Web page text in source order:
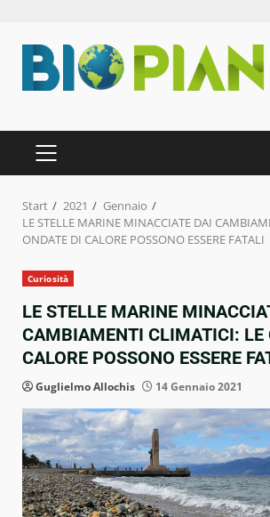
Inhalt
springen
PRIMÄRES
MENÜ
Start 2021
Gennaio
LE STELLE MARINE MINACCIATE DAI
ONDATE DI CALORE POSSONO ESSERE FATALI
Curiosità
LE STELLE MARINE
CAMBIAMENTI CLIMATICI: LE
CALORE POSSONO ESSERE
Guglielmo Allochis 14 Gennaio 2021